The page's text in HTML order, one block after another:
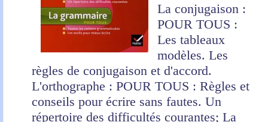
La conjugaison :
POUR TOUS :
Les tableaux
modèles. Les
règles de conjugaison et d'accord.
L'orthographe : POUR TOUS : Règles et
conseils pour écrire sans fautes. Un
répertoire des difficultés courantes; La